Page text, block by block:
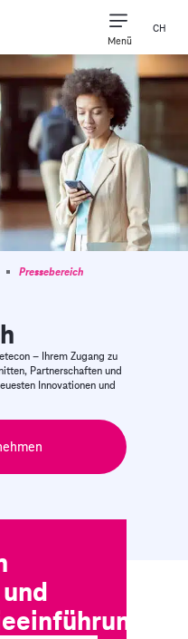
Menü
CH
Pressebereich
– Ihrem Zugang zu
Partnerschaften und
Innovationen und